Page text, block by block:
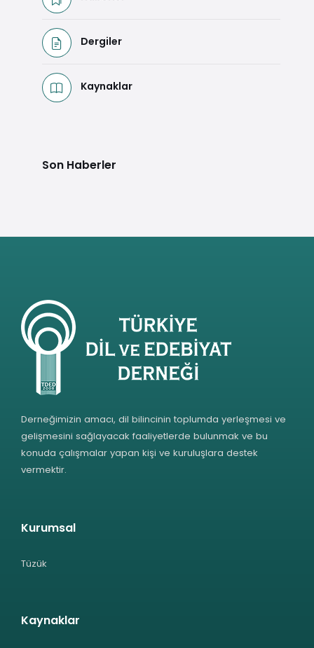
Dergiler
Kaynaklar
Son Haberler
Derneğimizin amacı, dil bilincinin toplumda yerleşmesi ve
gelişmesini sağlayacak faaliyetlerde bulunmak ve bu
konuda çalışmalar yapan kişi ve kuruluşlara destek
vermektir.
Kurumsal
Tüzük
Kaynaklar